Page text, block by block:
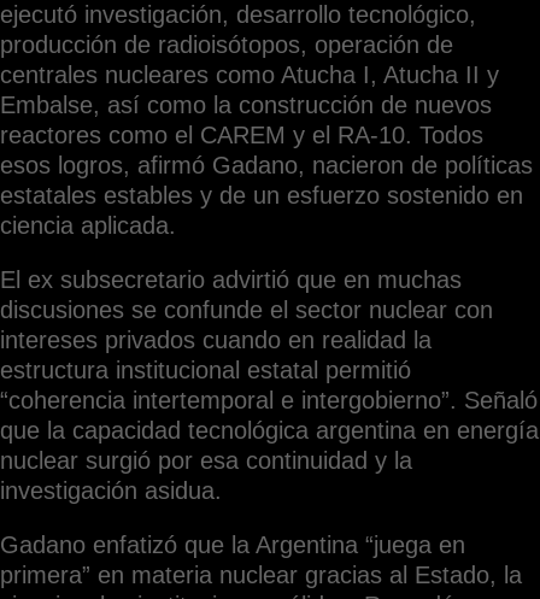
ejecutó investigación, desarrollo tecnológico,
producción de radioisótopos, operación de
centrales nucleares como Atucha I, Atucha II y
Embalse, así como la construcción de nuevos
reactores como el CAREM y el RA-10. Todos
esos logros, afirmó Gadano, nacieron de políticas
estatales estables y de un esfuerzo sostenido en
ciencia aplicada.
El ex subsecretario advirtió que en muchas
discusiones se confunde el sector nuclear con
intereses privados cuando en realidad la
estructura institucional estatal permitió
“coherencia intertemporal e intergobierno”. Señaló
que la capacidad tecnológica argentina en energía
nuclear surgió por esa continuidad y la
investigación asidua.
Gadano enfatizó que la Argentina “juega en
primera” en materia nuclear gracias al Estado, la